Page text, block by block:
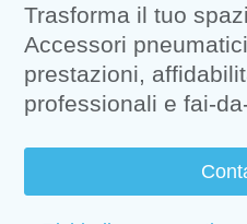
Trasforma il tuo
Accessori
prestazioni,
professionali e fai-